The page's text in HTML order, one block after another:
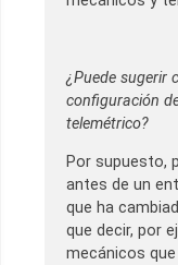
¿Puede sugerir
configuración
telemétrico?
Por supuesto,
antes de un
que ha
que decir, por
mecánicos que